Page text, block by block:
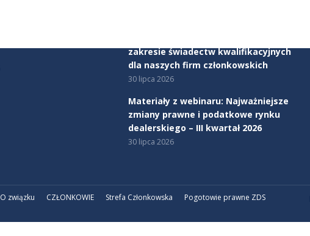
zakresie świadectw kwalifikacyjnych
dla naszych firm członkowskich
30 lipca 2026
Materiały z webinaru: Najważniejsze
zmiany prawne i podatkowe rynku
dealerskiego – III kwartał 2026
30 lipca 2026
O związku CZŁONKOWIE Strefa Członkowska
Pogotowie prawne ZDS